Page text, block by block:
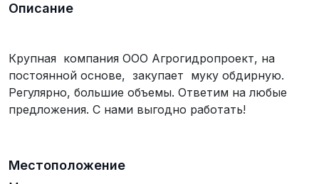
Описание
Крупная компания ООО Агрогидропроект, на
постоянной основе, закупает муку обдирную.
Регулярно, большие объемы. Ответим на любые
предложения. С нами выгодно работать!
Местоположение